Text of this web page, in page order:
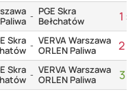
- PGE Skra
Bełchatów
1 :
Skra - VERVA Warszawa
ORLEN Paliwa
2
Skra - VERVA Warszawa
ORLEN Paliwa
3